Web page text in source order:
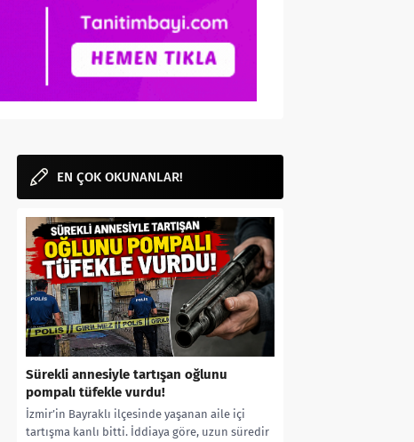
EN ÇOK OKUNANLAR!
Sürekli annesiyle tartışan oğlunu
pompalı tüfekle vurdu!
İzmir’in Bayraklı ilçesinde yaşanan aile içi
tartışma kanlı bitti. İddiaya göre, uzun süredir